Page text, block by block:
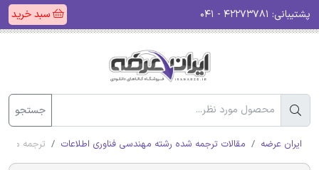
پشتیبانی: سبد خرید
جستجو
ایران عرضه مقالات ترجمه شده رشته مهندسی فناوری اطلاعات ترجمه